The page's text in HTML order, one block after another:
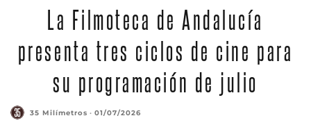
La Filmoteca de Andalucía
presenta tres ciclos de cine para
su programación de julio
35 Milímetros · 01/07/2026